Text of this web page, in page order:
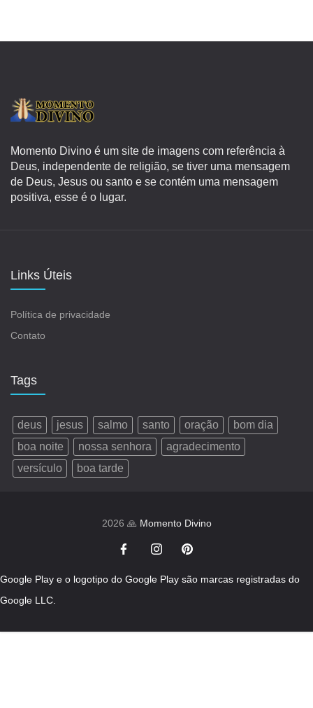
Momento Divino é um site de imagens com referência à
Deus, independente de religião, se tiver uma mensagem
de Deus, Jesus ou santo e se contém uma mensagem
positiva, esse é o lugar.
Links Úteis
Política de privacidade
Contato
Tags
deus jesus salmo santo oração
bom dia
boa noite
nossa senhora
agradecimento
versículo
boa tarde
2026 🙏 Momento Divino
Google Play e o logotipo do Google Play são marcas registradas do
Google LLC.